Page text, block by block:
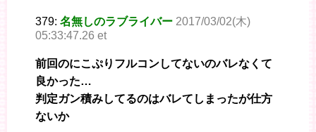
379: 名無しのラブライバー 2017/03/02(木)
05:33:47.26 et
前回のにこぷりフルコンしてないのバレなくて
良かった…
判定ガン積みしてるのはバレてしまったが仕方
ないか